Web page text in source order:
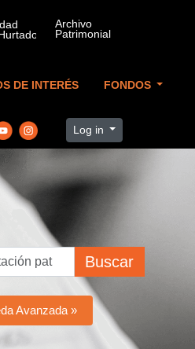
DE INTERÉS FONDOS
Log in
Buscar
Avanzada »